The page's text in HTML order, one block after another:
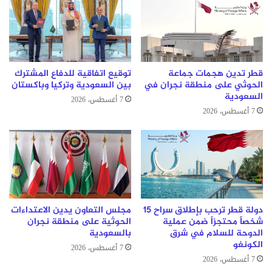
قطر تدين هجمات جماعة
الحوثي على منطقة نجران في
السعودية
7 أغسطس، 2026
توقيع اتفاقية للدفاع المشترك
بين السعودية وتركيا وباكستان
7 أغسطس، 2026
دولة قطر ترحب بإطلاق سراح 15
شخصاً محتجزاً ضمن عملية
الدوحة للسلام في شرق
الكونغو
7 أغسطس، 2026
مجلس التعاون يدين الاعتداءات
الحوثية على منطقة نجران
بالسعودية
7 أغسطس، 2026